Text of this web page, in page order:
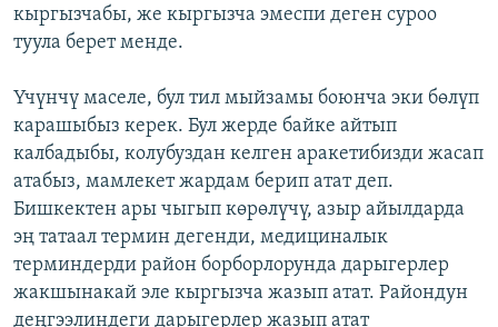
кыргызчабы, же кыргызча эмеспи деген суроо
туула берет менде.
Үчүнчү маселе, бул тил мыйзамы боюнча эки бөлүп
карашыбыз керек. Бул жерде байке айтып
калбадыбы, колубуздан келген аракетибизди жасап
атабыз, мамлекет жардам берип атат деп.
Бишкектен ары чыгып көрөлүчү, азыр айылдарда
эң татаал термин дегенди, медициналык
терминдерди район борборлорунда дарыгерлер
жакшынакай эле кыргызча жазып атат. Райондун
деңгээлиндеги дарыгерлер жазып атат